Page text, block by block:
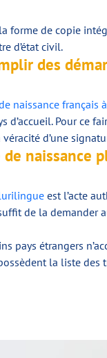
forme de copie
d’état civil.
des
naissance français
d’accueil. Pour ce
véracité d’une
de naissance
est l’acte
de la demander
pays étrangers
la liste des